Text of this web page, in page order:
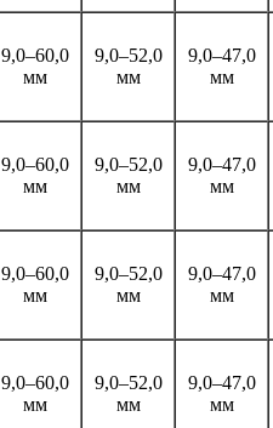
9,0–60,0
мм
9,0–52,0
мм
9,0–47,0
мм
9,0–60,0
мм
9,0–52,0
мм
9,0–47,0
мм
9,0–60,0
мм
9,0–52,0
мм
9,0–47,0
мм
9,0–60,0
мм
9,0–52,0
мм
9,0–47,0
мм